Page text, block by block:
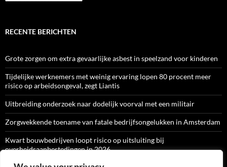
RECENTE BERICHTEN
Grote zorgen om extra gevaarlijke asbest in speelzand voor kinderen
Tijdelijke werknemers met weinig ervaring lopen 80 procent meer
risico op arbeidsongeval, zegt Liantis
Uitbreiding onderzoek naar dodelijk voorval met een militair
Zorgwekkende toename van fatale bedrijfsongelukken in Amsterdam
Kwart bouwbedrijven loopt risico op uitsluiting bij
overheidsaanbestedingen in 2026